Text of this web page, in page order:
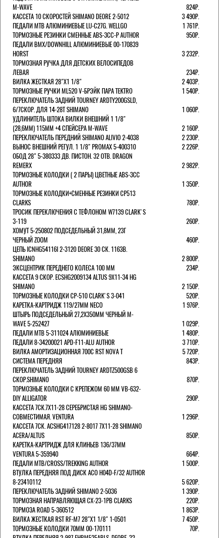
M-WAVE
824Р.
КАССЕТА 10 СКОРОСТЕЙ SHIMANO DEORE 2-5012
3 490Р.
ПЕДАЛИ MTB АЛЮМИНИЕВЫЕ LU-C27G. WELLGO
1 761Р.
ТОРМОЗНЫЕ РЕЗИНКИ СМЕННЫЕ ABS-3CC-P AUTHOR
950Р.
ПЕДАЛИ BMX/DOWNHILL АЛЮМИНИЕВЫЕ 00-170839
HORST
3 232Р.
ТОРМОЗНАЯ РУЧКА ДЛЯ ДЕТСКИХ ВЕЛОСИПЕДОВ
ЛЕВАЯ
234Р.
ВИЛКА ЖЕСТКАЯ 28"Х1 1/8"
2 403Р.
ТОРМОЗНЫЕ РУЧКИ ML520 V-БРЭЙК ПАРА TEKTRO
1 540Р.
ПЕРЕКЛЮЧАТЕЛЬ ЗАДНИЙ TOURNEY ARDTY200GSLD,
6/7СКОР. ДЛЯ 14-28T SHIMANO
1 060Р.
УДЛИНИТЕЛЬ ШТОКА ВИЛКИ ВНЕШНИЙ 1 1/8"
(28,6ММ) 115ММ +4 СПЕЙСЕРА M-WAVE
2 160Р.
ПЕРЕКЛЮЧАТЕЛЬ ПЕРЕДНИЙ SHIMANO ALIVIO 2-4038
2 230Р.
ВЫНОС ВНЕШНИЙ РЕГУЛ. 1 1/8" PROMAX 5-400310
2 226Р.
ОБОД 28" 5-380333 ДВ. ПИСТОН. 32 ОТВ. DRAGON
REMERX
2 982Р.
ТОРМОЗНЫЕ КОЛОДКИ ( 2 ПАРЫ) ЦВЕТНЫЕ ABS-3CC
AUTHOR
1 350Р.
ТОРМОЗНЫЕ КОЛОДКИ+СМЕННЫЕ РЕЗИНКИ CP513
CLARKS
780Р.
ТРОСИК ПЕРЕКЛЮЧЕНИЯ С ТЕФЛОНОМ W7139 СLARK'S
3-119
260Р.
ХОМУТ 5-250802 ПОДСЕДЕЛЬНЫЙ 31,8ММ, 23Г
ЧЕРНЫЙ ZOOM
460Р.
ЦЕПЬ ICNHG54116I 2-3120 DEORE 30 СК. 116ЗВ.
SHIMANO
2 800Р.
ЭКСЦЕНТРИК ПЕРЕДНЕГО КОЛЕСА 100 ММ
234Р.
КАССЕТА 9 СКОР. ECSHG2009134 ALTUS 9Х11-34 HG
SHIMANO
2 150Р.
ТОРМОЗНЫЕ КОЛОДКИ CP-510 CLARK'S 3-041
520Р.
КАРЕТКА-КАРТРИДЖ 119/27ММ NECO
1 976Р.
ШТЫРЬ ПОДСЕДЕЛЬНЫЙ 27,2Х350ММ ЧЕРНЫЙ M-
WAVE 5-252427
1 029Р.
ПЕДАЛИ MTB 5-311024 АЛЮМИНИЕВЫЕ
1 480Р.
ПЕДАЛИ 8-34200021 APD-F11-ALU AUTHOR
3 710Р.
ВИЛКА АМОРТИЗАЦИОННАЯ 700С RST NOVA T
5 720Р.
СИСТЕМА ПЕРЕДНЯЯ
843Р.
ПЕРЕКЛЮЧАТЕЛЬ ЗАДНИЙ TOURNEY ARDTZ500GSB 6
СКОР.SHIMANO
870Р.
ТОРМОЗНЫЕ КОЛОДКИ С КРЕПЕЖОМ 60 ММ VB-632-
DIY ALLIGATOR
290Р.
КАССЕТА 7СК.7Х11-28 СЕРЕБРИСТАЯ HG SHIMANO-
СОВМЕСТИМАЯ. VENTURA
1 296Р.
КАССЕТА 7СК. ACSHG417128 2-8017 7Х11-28 SHIMANO
ACERA/ALTUS
850Р.
КАРЕТКА-КАРТРИДЖ ДЛЯ КЛИНЬЕВ 136/37ММ
VENTURA 5-359940
664Р.
ПЕДАЛИ MTB/CROSS/TREKKING AUTHOR
1 500Р.
ВТУЛКА ПЕРЕДНЯЯ ПОД ДИСК ACO H04D-F/32 AUTHOR
8-23410112
5 620Р.
ПЕРЕКЛЮЧАТЕЛЬ ЗАДНИЙ SHIMANO 2-5036
1 390Р.
ТОРМОЗНАЯ НАПРАВЛЯЮЩАЯ CX-23-1PB CLARKS
220Р.
ТОРМОЗА ROAD 5-360512
1 863Р.
ВИЛКА ЖЕСТКАЯ RST RF-M7 28"Х1 1/8" 1-0501
7 450Р.
ТОРМОЗНЫЕ КОЛОДКИ 70ММ 00-170111
70Р.